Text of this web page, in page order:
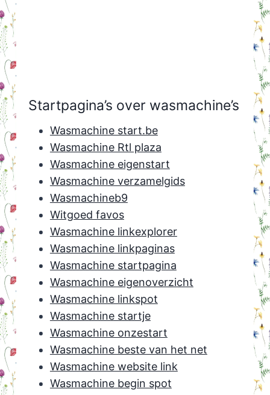
Startpagina’s over wasmachine’s
Wasmachine start.be
Wasmachine Rtl plaza
Wasmachine eigenstart
Wasmachine verzamelgids
Wasmachineb9
Witgoed favos
Wasmachine linkexplorer
Wasmachine linkpaginas
Wasmachine startpagina
Wasmachine eigenoverzicht
Wasmachine linkspot
Wasmachine startje
Wasmachine onzestart
Wasmachine beste van het net
Wasmachine website link
Wasmachine begin spot